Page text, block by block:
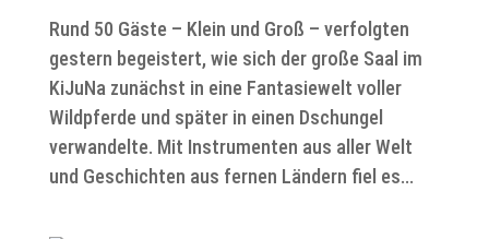
Rund 50 Gäste – Klein und Groß – verfolgten
gestern begeistert, wie sich der große Saal im
KiJuNa zunächst in eine Fantasiewelt voller
Wildpferde und später in einen Dschungel
verwandelte. Mit Instrumenten aus aller Welt
und Geschichten aus fernen Ländern fiel es...